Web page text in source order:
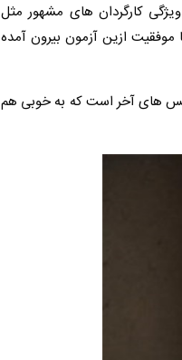
کارگردان های مشهور مثل
موفقیت ازین آزمون بیرون آمده
های آخر است که به خوبی هم